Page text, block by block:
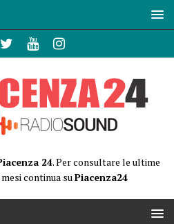
24. Per consultare le ultime
continua suPiacenza24